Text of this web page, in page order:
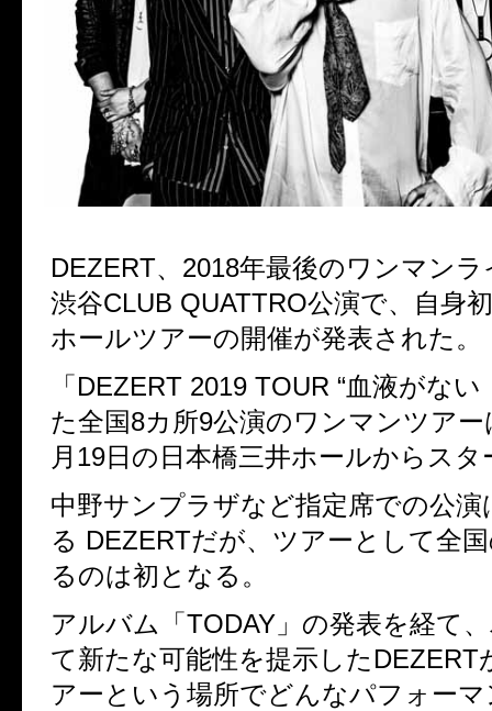
DEZERT、2018年最後のワンマン
渋谷CLUB QUATTRO公演で、自身
ホールツアーの開催が発表された。
「DEZERT 2019 TOUR “血液がな
た全国8カ所9公演のワンマンツアー
月19日の日本橋三井ホールからスタ
中野サンプラザなど指定席での公演
る DEZERTだが、ツアーとして全
るのは初となる。
アルバム「TODAY」の発表を経て
て新たな可能性を提示したDEZERT
アーという場所でどんなパフォー